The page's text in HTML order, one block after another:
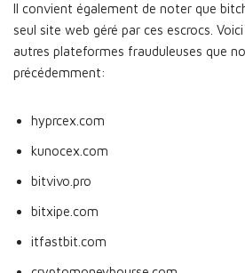
Il convient également de noter que
seul site web géré par ces escrocs.
autres plateformes frauduleuses que
précédemment:
hyprcex.com
kunocex.com
bitvivo.pro
bitxipe.com
itfastbit.com